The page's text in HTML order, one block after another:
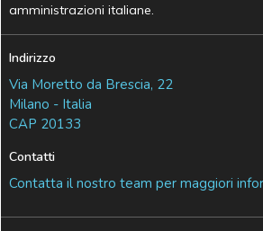
amministrazioni italiane.
Indirizzo
Via Moretto da Brescia, 22
Milano - Italia
CAP 20133
Contatti
Contatta il nostro team per maggiori